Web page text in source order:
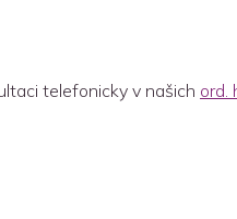
telefonicky v našich ord.